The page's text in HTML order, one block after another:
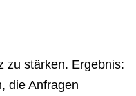
zu stärken. Ergebnis:
die Anfragen